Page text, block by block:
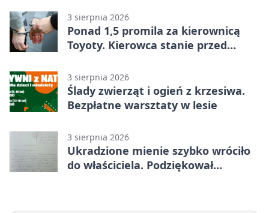
3 sierpnia 2026
Ponad 1,5 promila za kierownicą
Toyoty. Kierowca stanie przed
3 sierpnia 2026
Ślady zwierząt i ogień z krzesiwa.
Bezpłatne warsztaty w lesie
3 sierpnia 2026
Ukradzione mienie szybko wróciło
do właściciela. Podziękował